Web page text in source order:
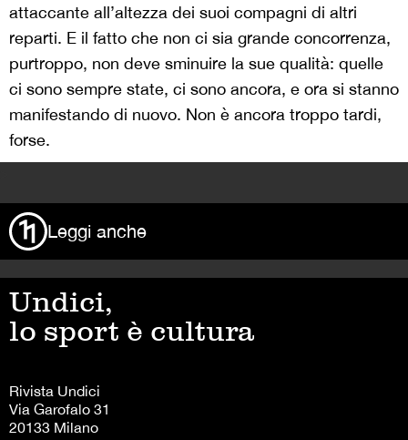
attaccante all’altezza dei suoi compagni di altri
reparti. E il fatto che non ci sia grande concorrenza,
purtroppo, non deve sminuire la sue qualità: quelle
ci sono sempre state, ci sono ancora, e ora si stanno
manifestando di nuovo. Non è ancora troppo tardi,
forse.
Leggi anche
Undici,
lo sport è cultura
Rivista Undici
Via Garofalo 31
20133 Milano